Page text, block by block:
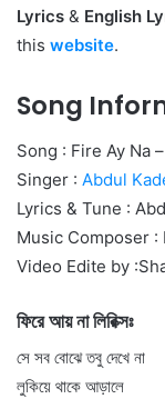
Lyrics & English
this website.
Song
Song : Fire Ay Na –
Singer : Abdul
Lyrics & Tune :
Music Composer :
Video Edite by
ফিরে আয় না লিরিক্সঃ
সে সব বোঝে তবু দেখে না
লুকিয়ে থাকে আড়ালে